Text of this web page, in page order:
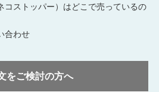
コストッパー）はどこで売っているの
合わせ
をご検討の方へ